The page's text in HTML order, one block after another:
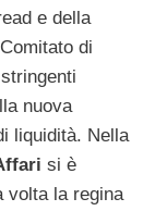
e della
di
nuova
liquidità. Nella
si è
volta la regina